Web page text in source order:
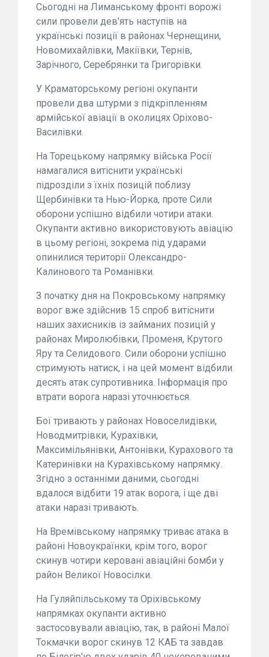
Сьогодні на Лиманському фронті ворожі
сили провели дев'ять наступів на
українські позиції в районах Чернещини,
Новомихайлівки, Макіївки, Тернів,
Зарічного, Серебрянки та Григорівки.
У Краматорському регіоні окупанти
провели два штурми з підкріпленням
армійської авіації в околицях Оріхово-
Василівки.
На Торецькому напрямку війська Росії
намагалися витіснити українські
підрозділи з їхніх позицій поблизу
Щербинівки та Нью-Йорка, проте Сили
оборони успішно відбили чотири атаки.
Окупанти активно використовують авіацію
в цьому регіоні, зокрема під ударами
опинилися території Олександро-
Калинового та Романівки.
З початку дня на Покровському напрямку
ворог вже здійснив 15 спроб витіснити
наших захисників із займаних позицій у
районах Миролюбівки, Променя, Крутого
Яру та Селидового. Сили оборони успішно
стримують натиск, і на цей момент відбили
десять атак супротивника. Інформація про
втрати ворога наразі уточнюється.
Бої тривають у районах Новоселидівки,
Новодмитрівки, Курахівки,
Максимільянівки, Антонівки, Курахового та
Катеринівки на Курахівському напрямку.
Згідно з останніми даними, сьогодні
вдалося відбити 19 атак ворога, і ще дві
атаки наразі тривають.
На Времівському напрямку триває атака в
районі Новоукраїнки, крім того, ворог
скинув чотири керовані авіаційні бомби у
район Великої Новосілки.
На Гуляйпільському та Оріхівському
напрямках окупанти активно
застосовували авіацію, так, в районі Малої
Токмачки ворог скинув 12 КАБ та завдав